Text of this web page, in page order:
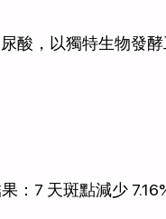
酸，以獨特生物發
：7 天斑點減少